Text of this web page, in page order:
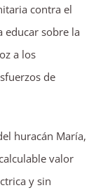
contra el
educar sobre la
a los
de
huracán María,
valor
y sin